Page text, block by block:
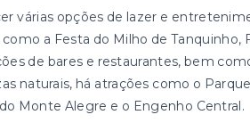
várias opções de lazer e
a Festa do Milho de Tanquinho,
de bares e restaurantes, bem
naturais, há atrações como o
Monte Alegre e o Engenho Central.